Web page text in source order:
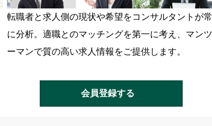
転職者と求人側の現状や希望をコンサルタントが常
に分析。適職とのマッチングを第一に考え、マンツ
ーマンで質の高い求人情報をご提供します。
会員登録する